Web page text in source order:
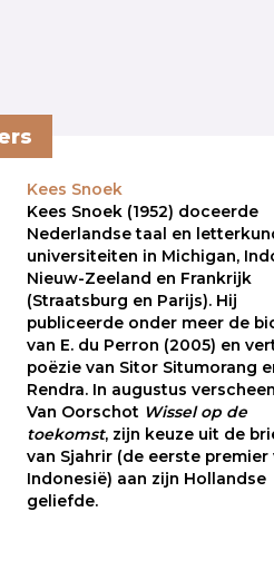
Kees Snoek
Kees Snoek (1952) doceerde
Nederlandse taal en
universiteiten in Michigan,
Nieuw-Zeeland en Frankrijk
(Straatsburg en Parijs). Hij
publiceerde onder meer de
van E. du Perron (2005) en
poëzie van Sitor Situmorang
Rendra. In augustus
Van Oorschot Wissel op de
toekomst, zijn keuze uit de
van Sjahrir (de eerste premier
Indonesië) aan zijn Hollandse
geliefde.